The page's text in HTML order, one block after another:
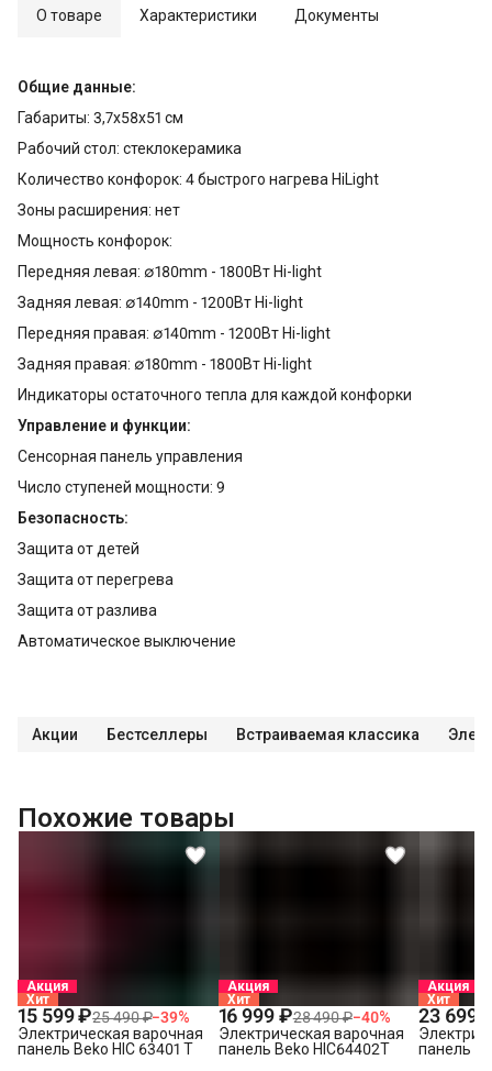
О товаре Характеристики Документы
Общие данные:
Габариты: 3,7х58х51 см
Рабочий стол: стеклокерамика
Количество конфорок: 4 быстрого нагрева HiLight
Зоны расширения: нет
Мощность конфорок:
Передняя левая: ∅180mm - 1800Вт Hi-light
Задняя левая: ∅140mm - 1200Вт Hi-light
Передняя правая: ∅140mm - 1200Вт Hi-light
Задняя правая: ∅180mm - 1800Вт Hi-light
Индикаторы остаточного тепла для каждой конфорки
Управление и функции:
Сенсорная панель управления
Число ступеней мощности: 9
Безопасность:
Защита от детей
Защита от перегрева
Защита от разлива
Автоматическое выключение
Акции Бестселлеры Встраиваемая классика
Похожие товары
Акция
Хит
15 599 ₽25 490 ₽−39%
Электрическая варочная
панель Beko HIC 63401 T
Акция
Хит
16 999 ₽28 490 ₽−40%
Электрическая варочная
панель Beko HIC64402T
Акция
Хит
23 699
панель